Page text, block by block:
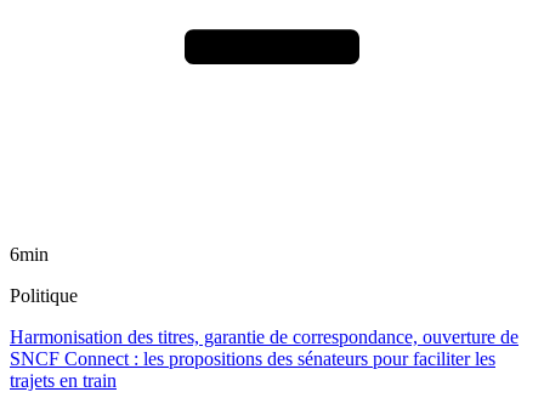
6min
Politique
Harmonisation des titres, garantie de correspondance, ouverture de
SNCF Connect : les propositions des sénateurs pour faciliter les
trajets en train